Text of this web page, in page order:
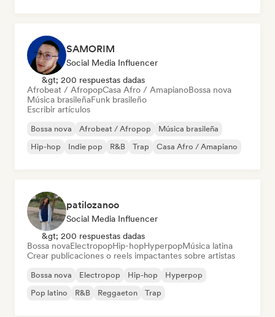
SAMORIM
Social Media Influencer
&gt; 200 respuestas dadas
Afrobeat / AfropopCasa Afro / AmapianoBossa nova
Música brasileñaFunk brasileño
Escribir artículos
Bossa nova Afrobeat / Afropop
Música brasileña
Hip-hop
Indie pop R&B Trap Casa Afro / Amapiano
patilozanoo
Social Media Influencer
&gt; 200 respuestas dadas
Bossa novaElectropopHip-hopHyperpopMúsica latina
Crear publicaciones o reels impactantes sobre artistas
Bossa nova Electropop Hip-hop
Hyperpop
Pop latino
R&B Reggaeton Trap